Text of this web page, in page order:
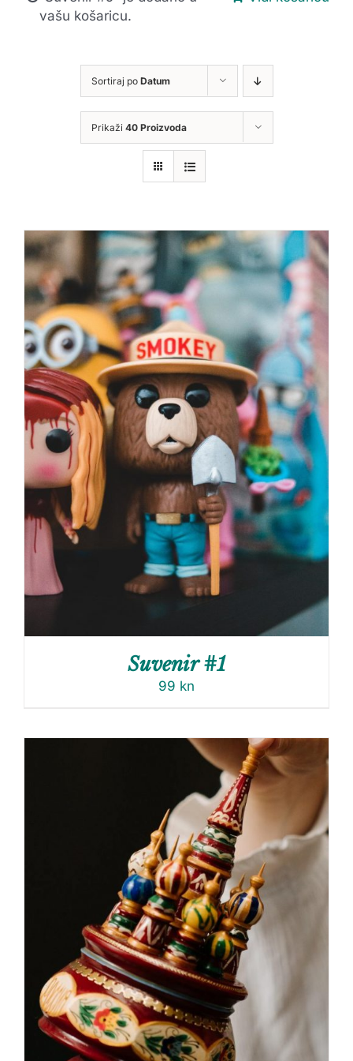
vašu košaricu.
Sortiraj po Datum
Prikaži 40 Proizvoda
Suvenir #1
99 kn